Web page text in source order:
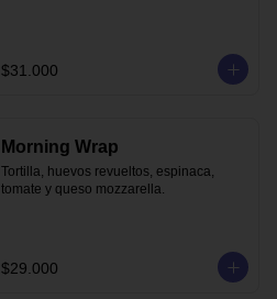
$31.000
Morning Wrap
Tortilla, huevos revueltos, espinaca,
tomate y queso mozzarella.
$29.000